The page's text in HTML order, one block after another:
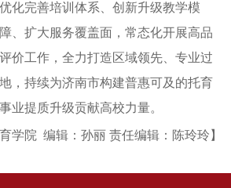
化完善培训体系、创新升级教学模
、扩大服务覆盖面，常态化开展高品
价工作，全力打造区域领先、专业过
，持续为济南市构建普惠可及的托育
业提质升级贡献高校力量。
学院 编辑：孙丽 责任编辑：陈玲玲】